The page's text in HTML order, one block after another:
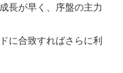
長が早く、序盤の主力
に合致すればさらに利